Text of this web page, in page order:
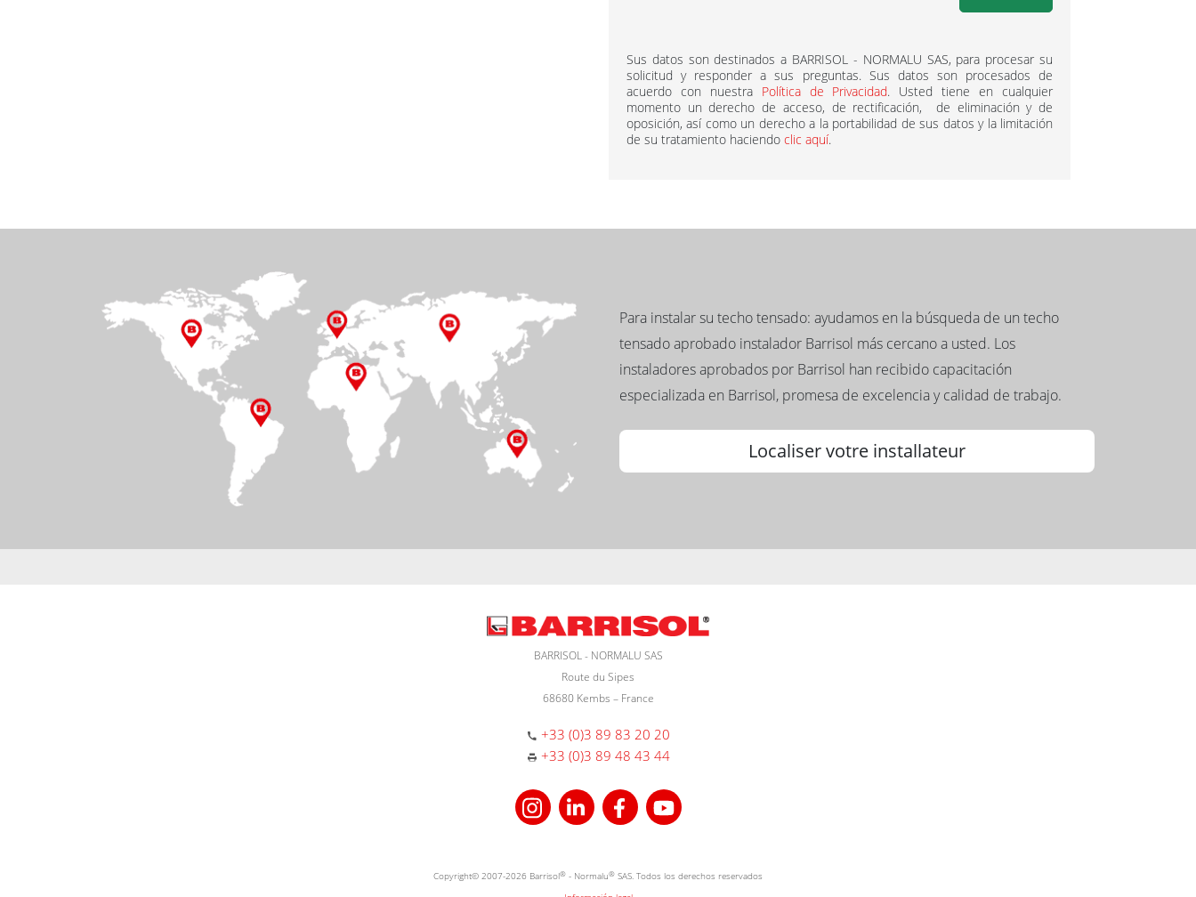
Sus datos son destinados a BARRISOL - NORMALU SAS, para procesar su
solicitud y responder a sus preguntas. Sus datos son procesados ​​de
acuerdo con nuestra Política de Privacidad. Usted tiene en cualquier
momento un derecho de acceso, de rectificación, de eliminación y de
oposición, así como un derecho a la portabilidad de sus datos y la limitación
de su tratamiento haciendo clic aquí.
Para instalar su techo tensado: ayudamos en la búsqueda de un techo
tensado aprobado instalador Barrisol más cercano a usted. Los
instaladores aprobados por Barrisol han recibido capacitación
especializada en Barrisol, promesa de excelencia y calidad de trabajo.
Localiser votre installateur
BARRISOL - NORMALU SAS
Route du Sipes
68680 Kembs – France
+33 (0)3 89 83 20 20
+33 (0)3 89 48 43 44
Copyright© 2007-2026 Barrisol® - Normalu® SAS. Todos los derechos reservados